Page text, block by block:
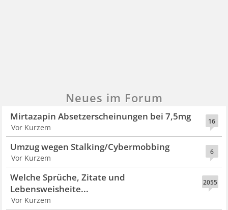
Neues im Forum
16
Mirtazapin Absetzerscheinungen bei 7,5mg
Vor Kurzem
6
Umzug wegen Stalking/Cybermobbing
Vor Kurzem
2055
Welche Sprüche, Zitate und
Lebensweisheite...
Vor Kurzem